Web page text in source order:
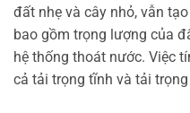
đất nhẹ và cây nhỏ, vẫn
bao gồm trọng lượng của
hệ thống thoát nước. Việc
cả tải trọng tĩnh và tải